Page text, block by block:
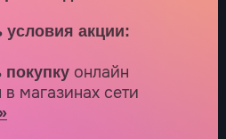
акции:
онлайн
магазинах сети